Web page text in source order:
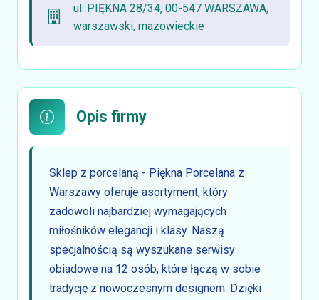
ul. PIĘKNA 28/34, 00-547 WARSZAWA,
warszawski, mazowieckie
Opis firmy
Sklep z porcelaną - Piękna Porcelana z
Warszawy oferuje asortyment, który
zadowoli najbardziej wymagających
miłośników elegancji i klasy. Naszą
specjalnością są wyszukane serwisy
obiadowe na 12 osób, które łączą w sobie
tradycję z nowoczesnym designem. Dzięki